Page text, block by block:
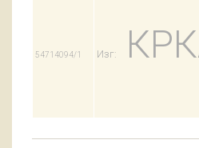
54714094/1 Изг: